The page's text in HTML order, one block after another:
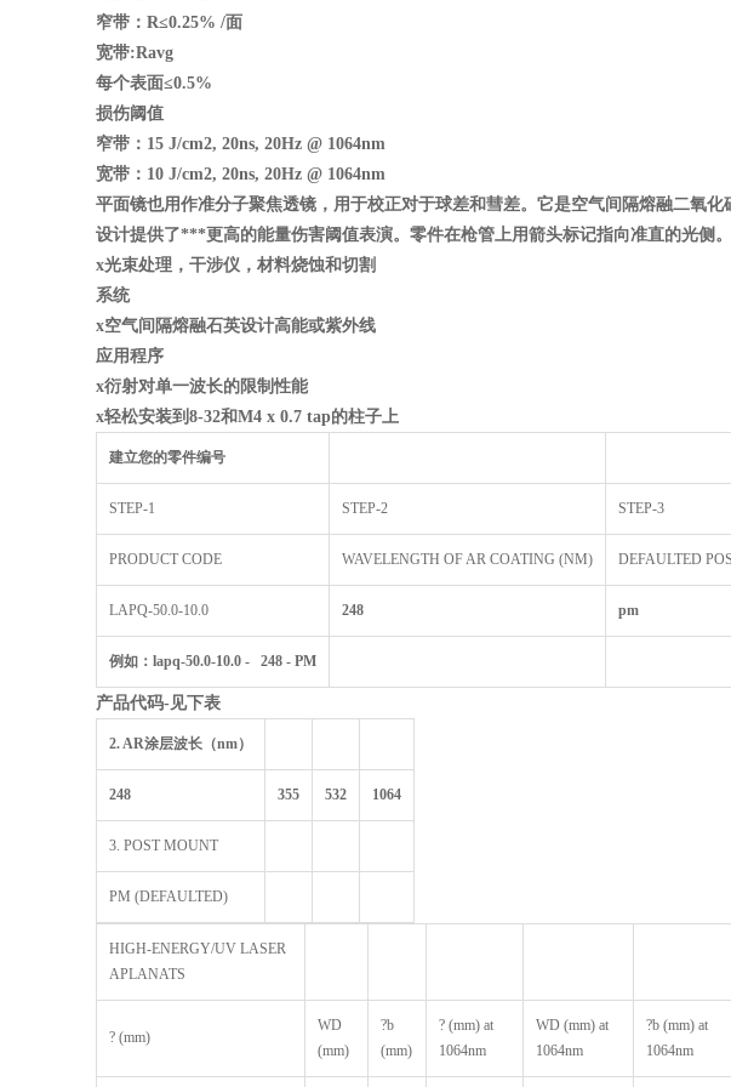
窄带：R≤0.25% /面
宽带:Ravg
每个表面≤0.5%
损伤阈值
窄带：15 J/cm2, 20ns, 20Hz @ 1064nm
宽带：10 J/cm2, 20ns, 20Hz @ 1064nm
平面镜也用作准分子聚焦透镜，用于校正对于球差和彗差。它是空气间隔熔融二氧化
设计提供了***更高的能量伤害阈值表演。零件在枪管上用箭头标记指向准直的光侧。
x光束处理，干涉仪，材料烧蚀和切割
系统
x空气间隔熔融石英设计高能或紫外线
应用程序
x衍射对单一波长的限制性能
x轻松安装到8-32和M4 x 0.7 tap的柱子上
建立您的零件编号
STEP-1 STEP-2 STEP-3
PRODUCT CODE WAVELENGTH OF AR COATING (NM) DEFAULTED
LAPQ-50.0-10.0 248 pm
例如：lapq-50.0-10.0 - 248 - PM
产品代码-见下表
2. AR涂层波长（nm）
248 355 532 1064
3. POST MOUNT
PM (DEFAULTED)
HIGH-ENERGY/UV LASER
APLANATS
? (mm)
WD
(mm)
?b
(mm)
? (mm) at
1064nm
WD (mm) at
1064nm
?b (mm) at
1064nm